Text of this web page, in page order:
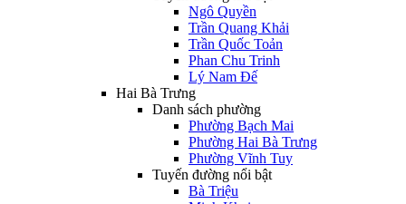
Ngô Quyền
Trần Quang Khải
Trần Quốc Toản
Phan Chu Trinh
Lý Nam Đế
Hai Bà Trưng
Danh sách phường
Phường Bạch Mai
Phường Hai Bà Trưng
Phường Vĩnh Tuy
Tuyến đường nổi bật
Bà Triệu